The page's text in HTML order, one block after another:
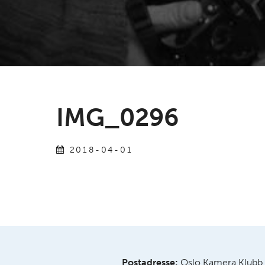
IMG_0296
2018-04-01
Postadresse: Oslo Kamera Klubb,